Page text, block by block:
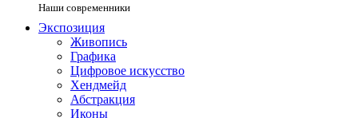
Наши современники
Экспозиция
Живопись
Графика
Цифровое искусство
Хендмейд
Абстракция
Иконы